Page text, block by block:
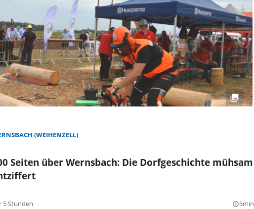
(WEIHENZELL)
Seiten über Wernsbach: Die Dorfgeschichte mühsam
5 Stunden query_builder5min